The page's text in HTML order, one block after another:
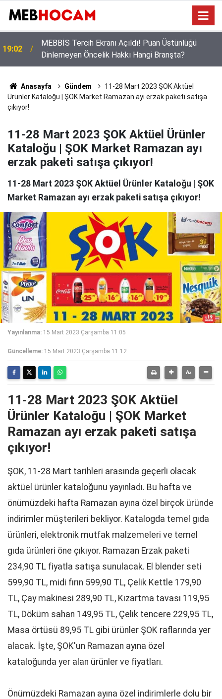
12:02
Öğrencilerin Gözü Bu Takvimde! 2026-2027 Eğitim
Yılında Kaç Gün Tatil Yapılacak?
Anasayfa Gündem
11-28 Mart 2023 ŞOK Aktüel
Ürünler Kataloğu | ŞOK Market Ramazan ayı erzak paketi satışa
çıkıyor!
11-28 Mart 2023 ŞOK Aktüel Ürünler
Kataloğu | ŞOK Market Ramazan ayı
erzak paketi satışa çıkıyor!
11-28 Mart 2023 ŞOK Aktüel Ürünler Kataloğu | ŞOK
Market Ramazan ayı erzak paketi satışa çıkıyor!
Yayınlanma: 15 Mart 2023 Çarşamba 11:05
Güncelleme: 15 Mart 2023 Çarşamba 11:12
11-28 Mart 2023 ŞOK Aktüel
Ürünler Kataloğu | ŞOK Market
Ramazan ayı erzak paketi satışa
çıkıyor!
ŞOK, 11-28 Mart tarihleri arasında geçerli olacak
aktüel ürünler kataloğunu yayınladı. Bu hafta ve
önümüzdeki hafta Ramazan ayına özel birçok üründe
indirimler müşterileri bekliyor. Katalogda temel gıda
ürünleri, elektronik mutfak malzemeleri ve temel
gıda ürünleri öne çıkıyor. Ramazan Erzak paketi
234,90 TL fiyatla satışa sunulacak. El blender seti
599,90 TL, midi fırın 599,90 TL, Çelik Kettle 179,90
TL, Çay makinesi 289,90 TL, Kızartma tavası 119,95
TL, Döküm sahan 149,95 TL, Çelik tencere 229,95 TL,
Masa örtüsü 89,95 TL gibi ürünler ŞOK raflarında yer
alacak. İşte, ŞOK'un Ramazan ayına özel
kataloğunda yer alan ürünler ve fiyatları.
Önümüzdeki Ramazan ayına özel indirimlerle dolu bir